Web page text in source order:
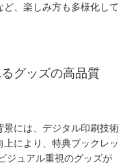
ど、楽しみ方も多様化して
グッズの高品質
には、デジタル印刷技術
により、特典ブックレッ
ジュアル重視のグッズが